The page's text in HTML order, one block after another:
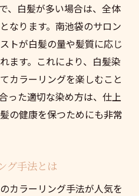
、白髪が多い場合は、全体
なります。南池袋のサロン
トが白髪の量や髪質に応じ
ます。これにより、白髪染
カラーリングを楽しむこと
った適切な染め方は、仕上
の健康を保つためにも非常
グ手法とは
カラーリング手法が人気を